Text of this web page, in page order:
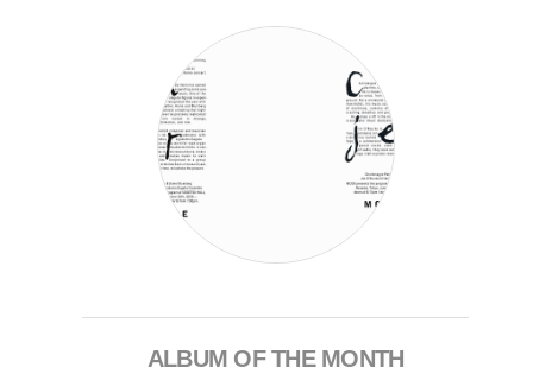
ALBUM OF THE MONTH